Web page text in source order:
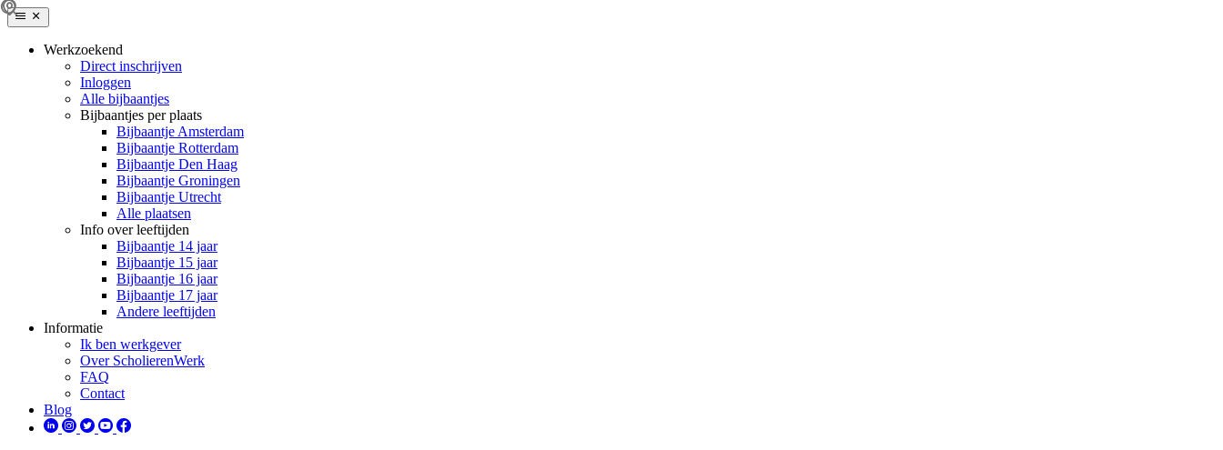
Werkzoekend
Direct inschrijven
Inloggen
Alle bijbaantjes
Bijbaantjes per plaats
Bijbaantje Amsterdam
Bijbaantje Rotterdam
Bijbaantje Den Haag
Bijbaantje Groningen
Bijbaantje Utrecht
Alle plaatsen
Info over leeftijden
Bijbaantje 14 jaar
Bijbaantje 15 jaar
Bijbaantje 16 jaar
Bijbaantje 17 jaar
Andere leeftijden
Informatie
Ik ben werkgever
Over ScholierenWerk
FAQ
Contact
Blog